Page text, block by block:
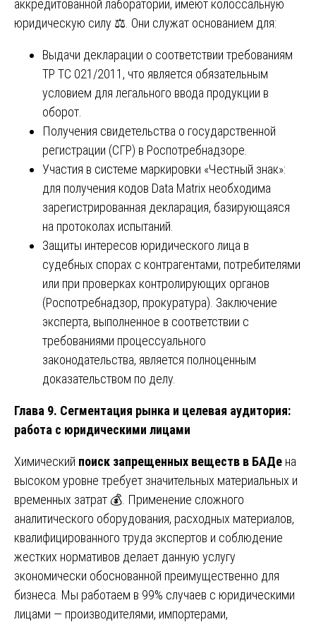
аккредитованной лаборатории, имеют колоссальную
юридическую силу ⚖️. Они служат основанием для:
Выдачи декларации о соответствии требованиям
ТР ТС 021/2011, что является обязательным
условием для легального ввода продукции в
оборот.
Получения свидетельства о государственной
регистрации (СГР) в Роспотребнадзоре.
Участия в системе маркировки «Честный знак»:
для получения кодов Data Matrix необходима
зарегистрированная декларация, базирующаяся
на протоколах испытаний.
Защиты интересов юридического лица в
судебных спорах с контрагентами, потребителями
или при проверках контролирующих органов
(Роспотребнадзор, прокуратура). Заключение
эксперта, выполненное в соответствии с
требованиями процессуального
законодательства, является полноценным
доказательством по делу.
Глава 9. Сегментация рынка и целевая аудитория:
работа с юридическими лицами
Химический поиск запрещенных веществ в БАДе на
высоком уровне требует значительных материальных и
временных затрат 💰. Применение сложного
аналитического оборудования, расходных материалов,
квалифицированного труда экспертов и соблюдение
жестких нормативов делает данную услугу
экономически обоснованной преимущественно для
бизнеса. Мы работаем в 99% случаев с юридическими
лицами — производителями, импортерами,